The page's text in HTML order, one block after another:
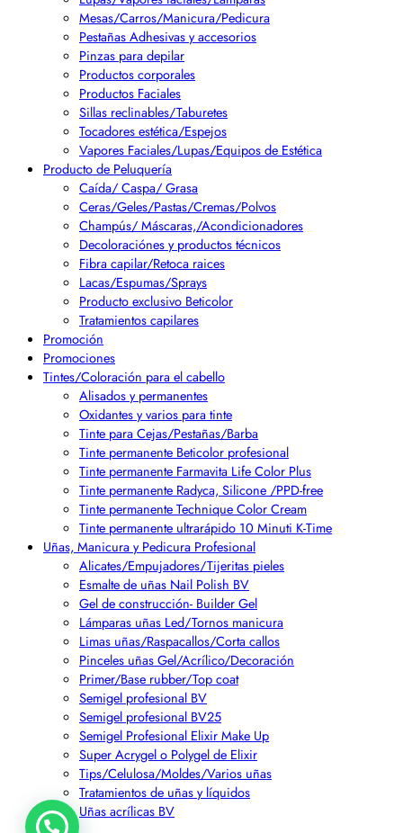
Mesas/Carros/Manicura/Pedicura
Pestañas Adhesivas y accesorios
Pinzas para depilar
Productos corporales
Productos Faciales
Sillas reclinables/Taburetes
Tocadores estética/Espejos
Vapores Faciales/Lupas/Equipos de Estética
Producto de Peluquería
Caída/ Caspa/ Grasa
Ceras/Geles/Pastas/Cremas/Polvos
Champús/ Máscaras,/Acondicionadores
Decoloraciónes y productos técnicos
Fibra capilar/Retoca raices
Lacas/Espumas/Sprays
Producto exclusivo Beticolor
Tratamientos capilares
Promoción
Promociones
Tintes/Coloración para el cabello
Alisados y permanentes
Oxidantes y varios para tinte
Tinte para Cejas/Pestañas/Barba
Tinte permanente Beticolor profesional
Tinte permanente Farmavita Life Color Plus
Tinte permanente Radyca, Silicone /PPD-free
Tinte permanente Technique Color Cream
Tinte permanente ultrarápido 10 Minuti K-Time
Uñas, Manicura y Pedicura Profesional
Alicates/Empujadores/Tijeritas pieles
Esmalte de uñas Nail Polish BV
Gel de construcción- Builder Gel
Lámparas uñas Led/Tornos manicura
Limas uñas/Raspacallos/Corta callos
Pinceles uñas Gel/Acrílico/Decoración
Primer/Base rubber/Top coat
Semigel profesional BV
Semigel profesional BV25
Semigel Profesional Elixir Make Up
Super Acrygel o Polygel de Elixir
Tips/Celulosa/Moldes/Varios uñas
Tratamientos de uñas y líquidos
Uñas acrílicas BV